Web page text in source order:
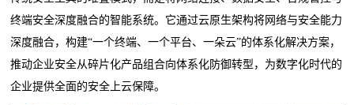
终端安全深度融合的智能系统。它通过云原生架构将网络与安全能力
深度融合，构建“一个终端、一个平台、一朵云”的体系化解决方案，
推动企业安全从碎片化产品组合向体系化防御转型，为数字化时代的
企业提供全面的安全上云保障。